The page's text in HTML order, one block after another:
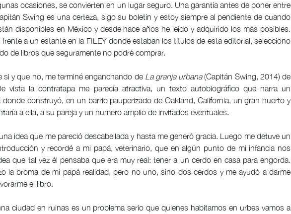
ocasiones, se convierten en un lugar seguro. Una garantía antes de poner entre
Swing es una certeza, sigo su boletín y estoy siempre al pendiente de cuando
disponibles en México y desde hace años he leído y adquirido los más posibles.
frente a un estante en la FILEY donde estaban los títulos de esta editorial, selecciono
de libros que seguramente no podré comprar.
si y que no, me terminé enganchando de La granja urbana(Capitán Swing, 2014) de
vista la contratapa me parecía atractiva, un texto autobiográfico que narra un
construyó, en un barrio pauperizado de Oakland, California, un gran huerto y
a ella, a su pareja y un numero amplio de invitados eventuales.
idea que me pareció descabellada y hasta me generó gracia. Luego me detuve un
y recordé a mi papá, veterinario, que en algún punto de mi infancia nos
que tal vez él pensaba que era muy real: tener a un cerdo en casa para engorda.
la broma de mi papá realidad, pero no uno, sino dos cerdos y me ayudó a darme
el libro.
ciudad en ruinas es un problema serio que quienes habitamos en urbes vamos a